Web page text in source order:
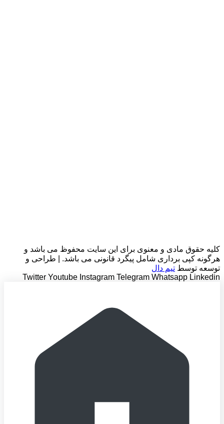
کلیه حقوق مادی و معنوی برای این سایت محفوظ می باشد و
هرگونه کپی برداری شامل پیگرد قانونی می باشد. | طراحی و
توسعه توسط تیم دال
Twitter Youtube Instagram Telegram Whatsapp Linkedin